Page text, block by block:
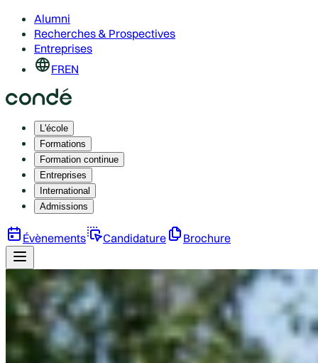
Alumni
Recherches & Prospectives
Entreprises
FREN
L'école
Formations
Formation continue
Entreprises
International
Admissions
Évènements Candidature Brochure